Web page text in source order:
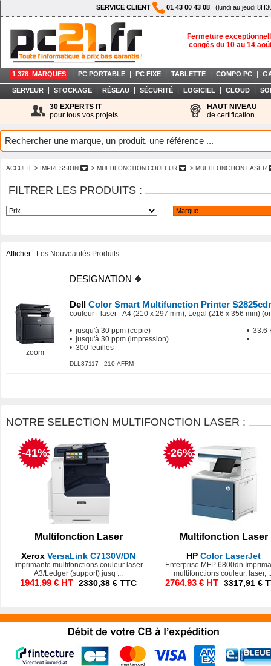
SERVICE CLIENT 01 43 00 43 08 (lundi au jeudi
Fermeture
congés du 10 au 14
1 378 MARQUES PC PORTABLE PC FIXE TABLETTE COMPO PC
SERVEUR STOCKAGE RÉSEAU SÉCURITÉ LOGICIEL CLOUD
30 EXPERTS IT
pour tous vos projets
HAUT NIVEAU
de certification
ACCUEIL > IMPRESSION > MULTIFONCTION COULEUR > MULTIFONCTION LASER
FILTRER LES PRODUITS :
Afficher : Les Nouveautés Produits
DESIGNATION
zoom
Dell Color Smart Multifunction Printer
couleur - laser - A4 (210 x 297 mm), Legal (216 x 356 mm)
• jusqu'à 30 ppm (copie)
• jusqu'à 30 ppm (impression)
• 300 feuilles
• 33.6
•
DLL37117 210-AFRM
NOTRE SELECTION MULTIFONCTION LASER :
-41%
Multifonction Laser
Xerox VersaLink C7130V/DN
Imprimante multifonctions couleur laser
A3/Ledger (support) jusq ...
1941,99 € HT 2330,38 € TTC
-26%
Multifonction Laser
HP Color LaserJet
Enterprise MFP 6800dn
multifonctions couleur, laser,
2764,93 € HT 3317,91 €